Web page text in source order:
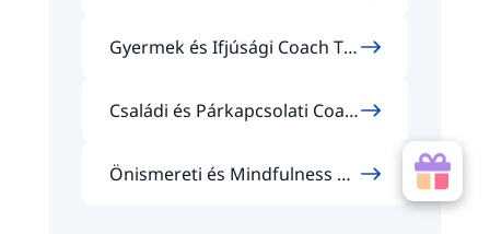
Gyermek és Ifjúsági Coach Ta
Családi és Párkapcsolati Coac
Önismereti és Mindfulness Co